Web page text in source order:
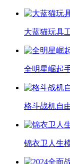
大蓝猫玩具
全明星崛起
格斗战机自
锦衣卫人生